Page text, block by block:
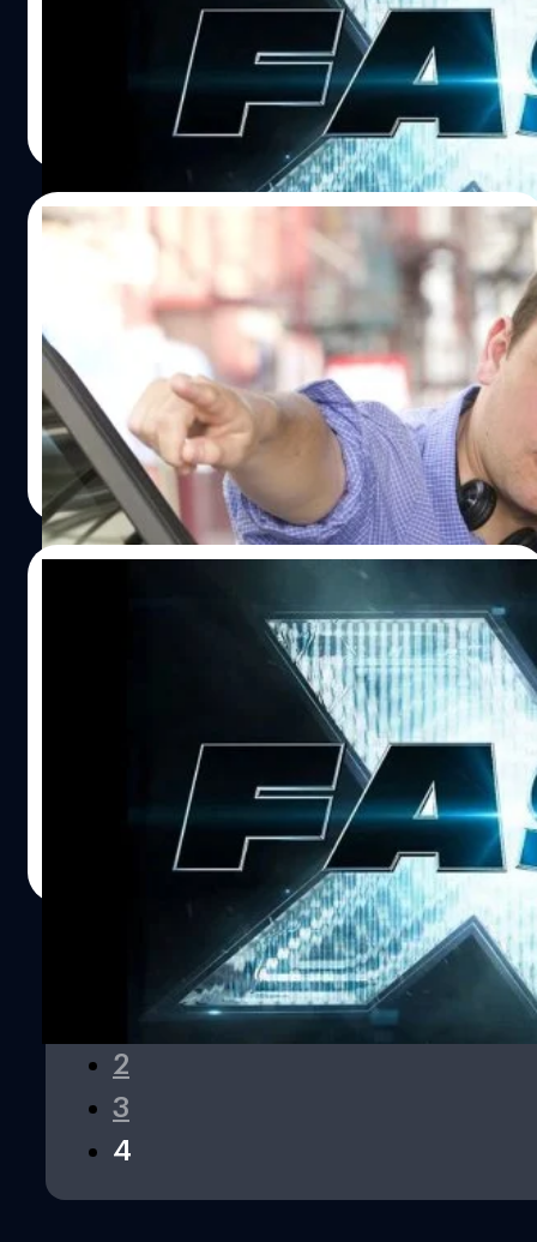
ล้านเหรียญ หรือประมาณ 10,400 ล้านบาท โดยที่ยังไม่รวมค่า
| 1554 days ago
03/05/2022
‘Fast X’ ได้ หลุยส์ เลเทอร์เรียร์ เป็นผู้กำกับใหม่
แทน จัสติน ลิน
หลุยส์ เลเทอร์เรียร์ ได้เข้ามารับหน้าที่เป็นผู้กำกับใหม่ของ
'Fast X' แทน จัสติน ลิน
ปรีดี ฤกษ์วลีกุล| 1560 days ago
Read More
วิน ดีเซล เผยโลโกและชื่อเรื่องของ ‘Fast &
วิน ดีเซล (Vin Diesel) นักแสดงนำและผู้อำนวยการสร้างแฟ
รนไชส์ 'Fast & Furious' ได้ออกมายืนยันว่า 'Fast & Furious
10' จะมีชื่ออย่างเป็นทางการว่า 'Fast X'
| 1572 days ago
2
3
4